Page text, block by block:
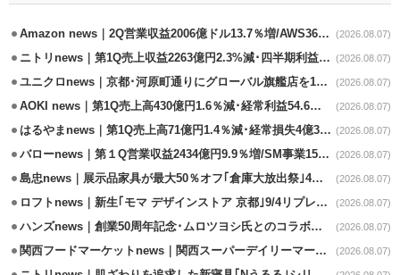
Amazon news｜2Q営業収益2006億ドル13.7％増/AWS36.8％％増が貢献 (2026.08.07)
ニトリnews｜第1Q売上収益2263億円2.3%減･四半期利益1.4％減 (2026.08.07)
ユニクロnews｜京都･河原町通りにグローバル旗艦店を11/6開設 (2026.08.07)
AOKI news｜第1Q売上高430億円1.6％減･経常利益54.6％減 (2026.08.07)
はるやまnews｜第1Q売上高71億円1.4％減･経常損失4億3800万円 (2026.08.07)
バローnews｜第１Q営業収益2434億円9.9％増/SM事業15.5％増と絶好調 (2026.08.07)
島忠news｜展示品家具が最大50％オフ｢倉庫大放出祭｣4店舗限定で開催 (2026.08.07)
ロフトnews｜新生｢モマ デザインストア 京都｣9/4リプレイスオープン (2026.08.07)
ハンズnews｜創業50周年記念･ムロツヨシ氏とのコラボ企画｢ムロハンズ｣開催 (2026.08.07)
関西フードマーケットnews｜関西スーパーデイリーマート蒲生店8/7改装 (2026.08.07)